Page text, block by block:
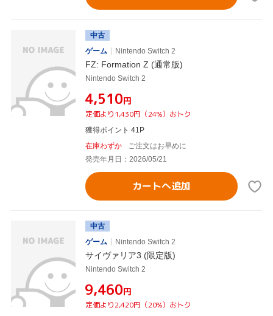
中古
ゲーム
Nintendo Switch 2
FZ: Formation Z (通常版)
Nintendo Switch 2
¥4,510円
定価より1,430円（24%）おトク
獲得ポイント 41P
在庫わずか
ご注文はお早めに
発売年月日：2026/05/21
カートへ追加
中古
ゲーム
Nintendo Switch 2
サイヴァリア3 (限定版)
Nintendo Switch 2
¥9,460円
定価より2,420円（20%）おトク